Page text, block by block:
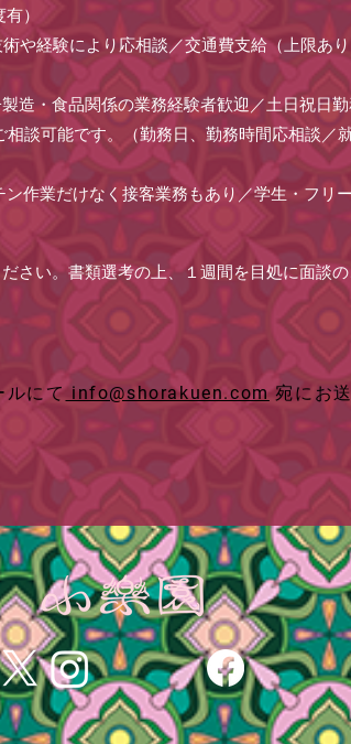
）
経験により応相談／交通費支給（上限あり
造・食品関係の業務経験者歓迎／土日祝日
談可能です。（勤務日、勤務時間応相談／
作業だけなく接客業務もあり／学生・フリ
さい。書類選考の上、１週間を目処に面談
ルにてinfo@shorakuen.com宛にお送